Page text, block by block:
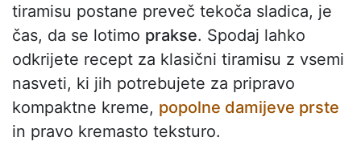
tiramisu postane preveč tekoča sladica, je
čas, da se lotimo prakse. Spodaj lahko
odkrijete recept za klasični tiramisu z vsemi
nasveti, ki jih potrebujete za pripravo
kompaktne kreme, popolne damijeve prste
in pravo kremasto teksturo.